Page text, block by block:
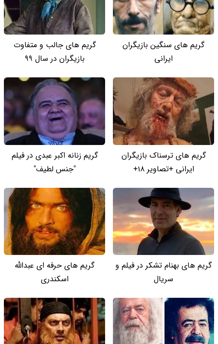
گریم های سنگین بازیگران
ایرانی
گریم های جالب و متفاوت
بازیگران در سال 99
گریم های ترسناک بازیگران
ایرانی +تصاویر 18+
گریم زنانه اکبر عبدی در فیلم
"جنس لطیف"
گریم های بهنام تشکر در فیلم و
سریال
گریم های حرفه ای عبدالله
اسکندری